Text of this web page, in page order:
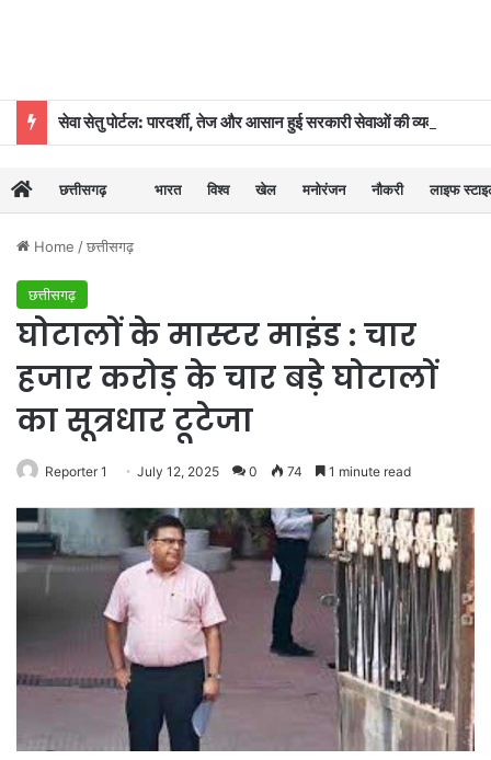
छत्तीसगढ़ भारत विश्व खेल मनोरंजन नौकरी लाइफ
Home /छत्तीसगढ़
छत्तीसगढ़
घोटालों के मास्टर माइंड : चार
हजार करोड़ के चार बड़े घोटालों
का सूत्रधार टूटेजा
Reporter 1 July 12, 2025 0 74 1 minute read